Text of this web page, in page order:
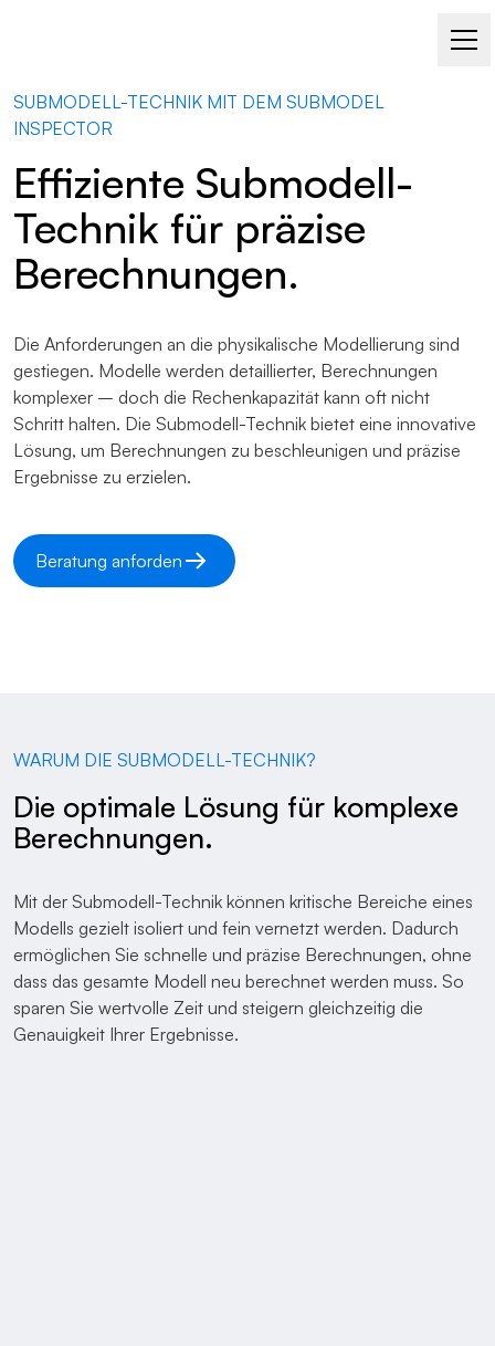
SUBMODELL-TECHNIK MIT DEM SUBMODEL
INSPECTOR
Effiziente Submodell-
Technik für präzise
Berechnungen.
Die Anforderungen an die physikalische Modellierung sind
gestiegen. Modelle werden detaillierter, Berechnungen
komplexer – doch die Rechenkapazität kann oft nicht
Schritt halten. Die Submodell-Technik bietet eine innovative
Lösung, um Berechnungen zu beschleunigen und präzise
Ergebnisse zu erzielen.
Beratung anforden
WARUM DIE SUBMODELL-TECHNIK?
Die optimale Lösung für komplexe
Berechnungen.
Mit der Submodell-Technik können kritische Bereiche eines
Modells gezielt isoliert und fein vernetzt werden. Dadurch
ermöglichen Sie schnelle und präzise Berechnungen, ohne
dass das gesamte Modell neu berechnet werden muss. So
sparen Sie wertvolle Zeit und steigern gleichzeitig die
Genauigkeit Ihrer Ergebnisse.